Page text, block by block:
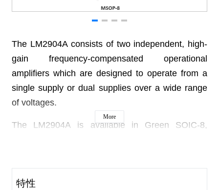
The LM2904A consists of two independent, high-
gain frequency-compensated operational
amplifiers which are designed to operate from a
single supply or dual supplies over a wide range
of voltages.
The LM2904A is available in Green SOIC-8,
More
特性